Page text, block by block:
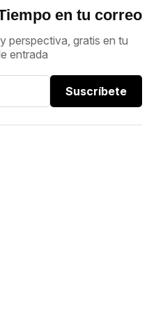
en tu correo
perspectiva, gratis en tu
entrada
Suscríbete